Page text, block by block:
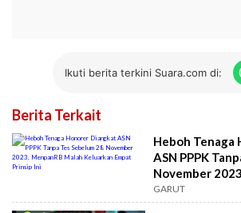
Ikuti berita terkini Suara.com di:
Berita Terkait
Heboh Tenaga
ASN PPPK
November
Malah
GARUT